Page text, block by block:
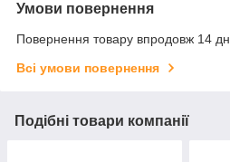
Умови повернення
Повернення товару впродовж 14
Всі умови повернення
Подібні товари компанії